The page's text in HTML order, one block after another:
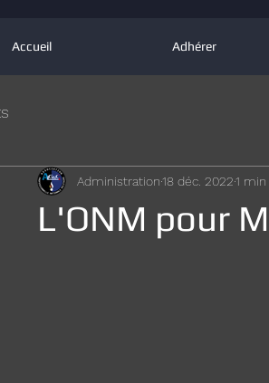
Accueil Adhérer
L'ONM pour
Administration 18 déc. 2022 1